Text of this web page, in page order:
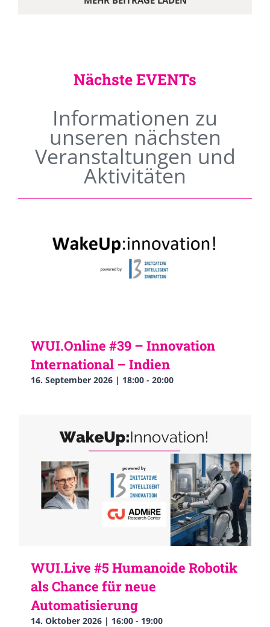
Nächste EVENTs
Informationen zu
unseren nächsten
Veranstaltungen und
Aktivitäten
WUI.Online #39 – Innovation
International – Indien
16. September 2026 | 18:00 - 20:00
WUI.Live #5 Humanoide Robotik
als Chance für neue
Automatisierung
14. Oktober 2026 | 16:00 - 19:00